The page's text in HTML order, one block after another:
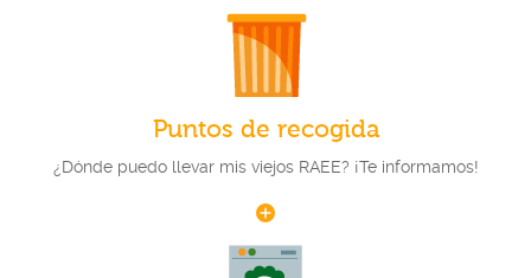
Puntos de recogida
¿Dónde puedo llevar mis viejos RAEE? ¡Te informamos!